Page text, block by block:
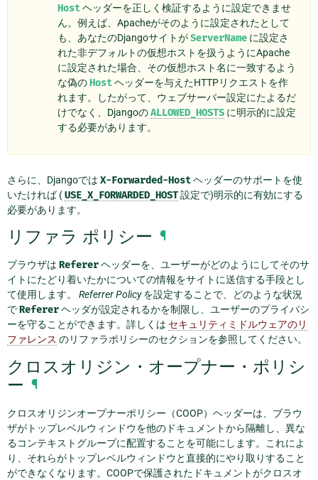
Hostヘッダーを正しく検証するように設定できませ
ん。例えば、Apacheがそのように設定されたとして
も、あなたのDjangoサイトがServerName に設定さ
れた非デフォルトの仮想ホストを扱うようにApache
に設定された場合、その仮想ホスト名に一致するよう
な偽のHostヘッダーを与えたHTTPリクエストを作
れます。したがって、ウェブサーバー設定にたよるだ
けでなく、DjangoのALLOWED_HOSTS に明示的に設定
する必要があります。
さらに、Djangoでは X-Forwarded-Hostヘッダーのサポートを使
いたければ (USE_X_FORWARDED_HOST設定で)明示的に有効にする
必要があります。
リファラ ポリシー ¶
ブラウザは Refererヘッダーを、ユーザーがどのようにしてそのサ
イトにたどり着いたかについての情報をサイトに送信する手段とし
て使用します。 Referrer Policyを設定することで、どのような状況
でRefererヘッダが設定されるかを制限し、ユーザーのプライバシ
ーを守ることができます。詳しくは セキュリティミドルウェアのリ
ファレンス のリファラポリシーのセクションを参照してください。
クロスオリジン・オープナー・ポリシ
ー ¶
クロスオリジンオープナーポリシー（COOP）ヘッダーは、ブラウ
ザがトップレベルウィンドウを他のドキュメントから隔離し、異な
るコンテキストグループに配置することを可能にします。これによ
り、それらがトップレベルウィンドウと直接的にやり取りすること
ができなくなります。COOPで保護されたドキュメントがクロスオ